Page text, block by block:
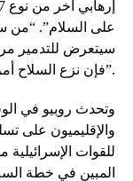
على السلام”. “من
سيتعرض للتدمير
فإن نزع السلاح أمر بالغ الأهمية”.
وتحدث روبيو في
والإقليميون على
للقوات